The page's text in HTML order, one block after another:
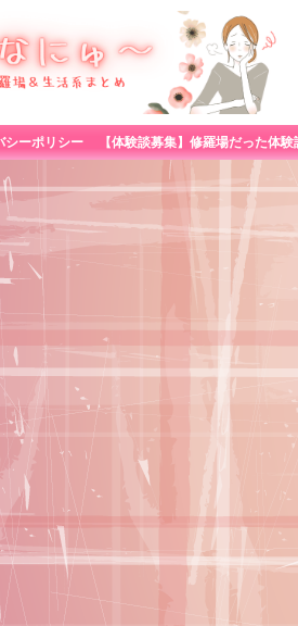
シーポリシー